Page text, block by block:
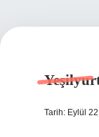
Tarih: Eylül